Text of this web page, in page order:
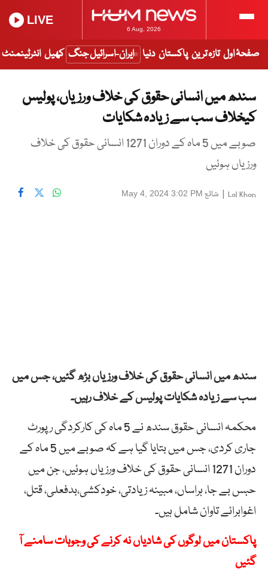
6 Aug, 2026
LIVE
صفحۂ اول تازہ ترین پاکستان دنیا ایران-اسرائیل جنگ کھیل انٹرٹینمنٹ
سندھ میں انسانی حقوق کی خلاف ورزیاں، پولیس
کیخلاف سب سے زیادہ شکایات
صوبے میں 5 ماہ کے دوران 1271 انسانی حقوق کی خلاف
ورزیاں ہوئیں
Lal Khan
| شائع May 4, 2024 3:02 PM
سندھ میں انسانی حقوق کی خلاف ورزیاں بڑھ گئیں، جس میں
سب سے زیادہ شکایات پولیس کے خلاف رہیں۔
محکمہ انسانی حقوق سندھ نے 5 ماہ کی کارکردگی رپورٹ
جاری کردی، جس میں بتایا گیا ہے کہ صوبے میں 5 ماہ کے
دوران 1271 انسانی حقوق کی خلاف ورزیاں ہوئیں، جن میں
حبس بے جا، ہراساں، مبینہ زیادتی، خودکشی،بدفعلی، قتل،
اغوابرائے تاوان شامل ہیں۔
پاکستان میں لوگوں کی شادیاں نہ کرنے کی وجوہات سامنے آ
گئیں